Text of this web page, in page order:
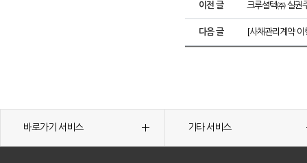
이전 글 크루셜텍㈜ 실권
다음 글 [사채관리계약
바로가기 서비스 기타 서비스